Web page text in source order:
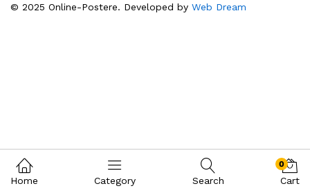
© 2025 Online-Postere. Developed by Web Dream
Home Category Search
0
Cart